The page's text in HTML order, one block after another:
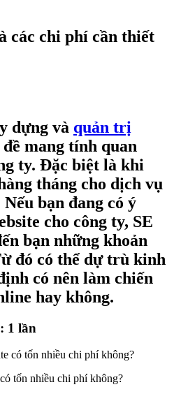
các chi phí cần thiết
dựng và quản trị
mang tính quan
ty. Đặc biệt là khi
tháng cho dịch vụ
bạn đang có ý
cho công ty, SE
bạn những khoản
đó có thể dự trù kinh
có nên làm chiến
hay không.
1 lần
tốn nhiều chi phí không?